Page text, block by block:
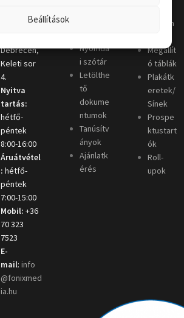
Beállítások
Telephely:
Debrecen,
Keleti sor
4.
Nyitva
tartás:
hétfő-
péntek
8:00-16:00
Áruátvétel
: hétfő-
péntek
7:00-15:00
Mobil: +36
70 323
7523
E-
mail: info
@fonixmed
ia.hu
Nyomda
i szótár
Letölthe
tő
dokume
ntumok
Tanúsítv
ányok
Ajánlatk
érés
Kordon
Megállít
ó táblák
Plakátk
eretek/
Sínek
Prospe
ktustart
ók
Roll-
upok